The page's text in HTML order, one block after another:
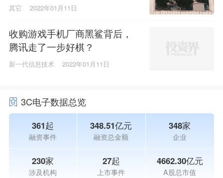
其它 2022年01月11日
收购游戏手机厂商黑鲨背后，
腾讯走了一步好棋？
新一代信息技术 2022年01月11日
3C电子数据总览
361起
融资事件
348.51亿元
融资总金额
348家
企业
230家
涉及机构
27起
上市事件
4662.30亿元
A股总市值